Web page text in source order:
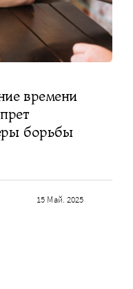
времени
борьбы
15 Май. 2025